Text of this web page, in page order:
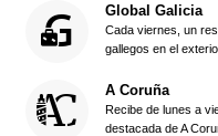
Global Galicia
Cada viernes, un
gallegos en el
A Coruña
Recibe de lunes a
destacada de A